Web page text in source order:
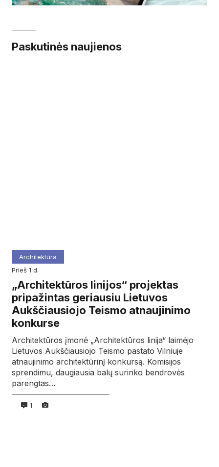
Paskutinės naujienos
Architektūra
prieš 1 d.
„Architektūros linijos“ projektas
pripažintas geriausiu Lietuvos
Aukščiausiojo Teismo atnaujinimo
konkurse
Architektūros įmonė „Architektūros linija“ laimėjo
Lietuvos Aukščiausiojo Teismo pastato Vilniuje
atnaujinimo architektūrinį konkursą. Komisijos
sprendimu, daugiausia balų surinko bendrovės
parengtas…
1